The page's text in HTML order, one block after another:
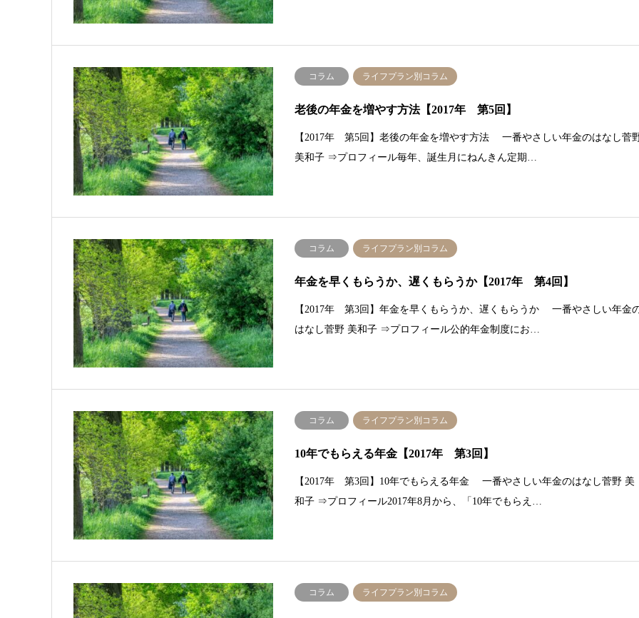
コラム ライフプラン別コラム
老後の年金を増やす方法【2017年 第5回】
【2017年 第5回】老後の年金を増やす方法 一番やさしい年金のはなし菅
美和子 ⇒プロフィール毎年、誕生月にねんきん定期…
コラム ライフプラン別コラム
年金を早くもらうか、遅くもらうか【2017年 第4回】
【2017年 第3回】年金を早くもらうか、遅くもらうか 一番やさしい年金
はなし菅野 美和子 ⇒プロフィール公的年金制度にお…
コラム ライフプラン別コラム
10年でもらえる年金【2017年 第3回】
【2017年 第3回】10年でもらえる年金 一番やさしい年金のはなし菅野 美
和子 ⇒プロフィール2017年8月から、「10年でもらえ…
コラム ライフプラン別コラム